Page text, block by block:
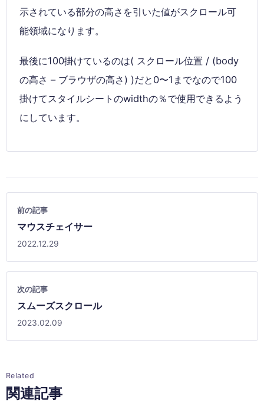
示されている部分の高さを引いた値がスクロール可
能領域になります。
最後に100掛けているのは( スクロール位置 / (body
の高さ – ブラウザの高さ) )だと0〜1までなので100
掛けてスタイルシートのwidthの％で使用できるよう
にしています。
前の記事
マウスチェイサー
2022.12.29
次の記事
スムーズスクロール
2023.02.09
Related
関連記事